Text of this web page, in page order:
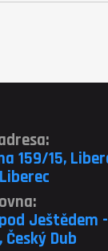
159/15,
Ještědem
Dub